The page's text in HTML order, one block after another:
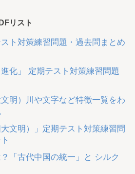
リスト
スト対策練習問題・過去問まとめ
進化」 定期テスト対策練習問題
明）川や文字など特徴一覧をわ
大文明）」定期テスト対策練習問
「古代中国の統一」と シルク